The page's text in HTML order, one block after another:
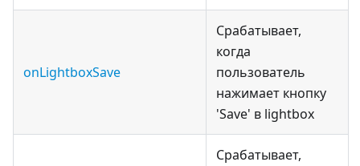
onLightboxSave
Срабатывает,
когда
пользователь
нажимает кнопку
'Save' в lightbox
Срабатывает,